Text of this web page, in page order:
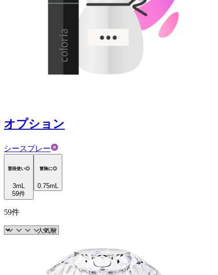
オプション
シースプレー
普段使い◎
3mL
59件
冒険に◎
0.75mL
59件